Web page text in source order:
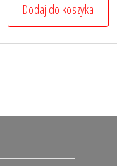
Dodaj do koszyka